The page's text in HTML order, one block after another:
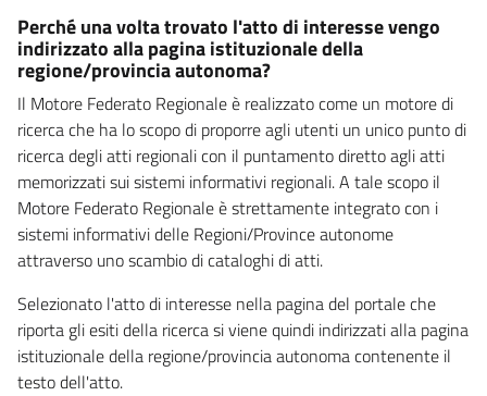
Perché una volta trovato l'atto di interesse vengo
indirizzato alla pagina istituzionale della
regione/provincia autonoma?
Il Motore Federato Regionale è realizzato come un motore di
ricerca che ha lo scopo di proporre agli utenti un unico punto di
ricerca degli atti regionali con il puntamento diretto agli atti
memorizzati sui sistemi informativi regionali. A tale scopo il
Motore Federato Regionale è strettamente integrato con i
sistemi informativi delle Regioni/Province autonome
attraverso uno scambio di cataloghi di atti.
Selezionato l'atto di interesse nella pagina del portale che
riporta gli esiti della ricerca si viene quindi indirizzati alla pagina
istituzionale della regione/provincia autonoma contenente il
testo dell'atto.